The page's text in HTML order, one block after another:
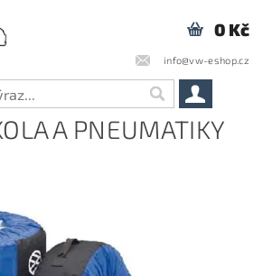
info@vw-eshop.cz
0 Kč
A PNEUMATIKY